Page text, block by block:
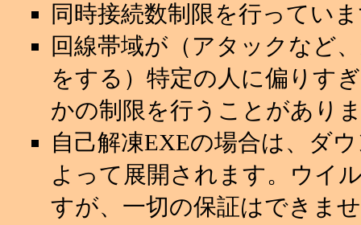
同時接続数制限を行ってい
回線帯域が（アタックなど
をする）特定の人に偏りす
かの制限を行うことがあり
自己解凍EXEの場合は、ダ
よって展開されます。ウイ
すが、一切の保証はできま